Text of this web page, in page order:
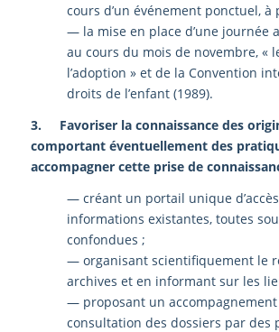
cours d’un événement ponctuel, à
— la mise en place d’une journée
au cours du mois de novembre, «
l’adoption » et de la Convention
droits de l’enfant (1989).
3. Favoriser la connaissance des
comportant éventuellement des
accompagner cette prise de
— créant un portail unique
informations existantes, toutes
confondues ;
— organisant scientifiquement le
archives et en informant sur les
— proposant un
consultation des dossiers par des